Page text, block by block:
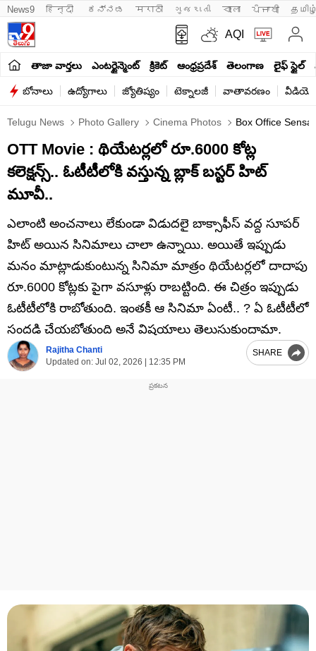
News9 हिन्दी ಕನ್ನಡ मराठी ગુજરાતી বাংলা ਪੰਜਾਬੀ
AQI
తాజా వార్తలు ఎంటర్టైన్మెంట్ క్రికెట్ ఆంధ్రప్రదేశ్ తెలంగాణ లైఫ్ స్టైల్
బోనాలు ఉద్యోగాలు జ్యోతిష్యం టెక్నాలజీ వాతావరణం
Telugu News Photo Gallery Cinema Photos Box Office
OTT Movie : థియేటర్లలో రూ.6000 కోట్ల
కలెక్షన్స్.. ఓటీటీలోకి వస్తున్న బ్లాక్ బస్టర్ హిట్
మూవీ..
ఎలాంటి అంచనాలు లేకుండా విడుదలై బాక్సాఫీస్ వద్ద సూపర్
హిట్ అయిన సినిమాలు చాలా ఉన్నాయి. అయితే ఇప్పుడు
మనం మాట్లాడుకుంటున్న సినిమా మాత్రం థియేటర్లలో దాదాపు
రూ.6000 కోట్లకు పైగా వసూళ్లు రాబట్టింది. ఈ చిత్రం ఇప్పుడు
ఓటీటీలోకి రాబోతుంది. ఇంతకీ ఆ సినిమా ఏంటీ.. ? ఏ ఓటీటీలో
సందడి చేయబోతుంది అనే విషయాలు తెలుసుకుందామా.
Rajitha Chanti
Updated on: Jul 02, 2026 | 12:35 PM
SHARE